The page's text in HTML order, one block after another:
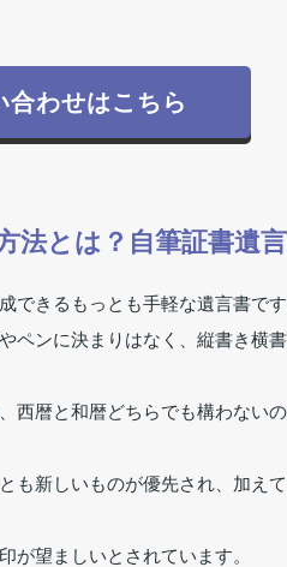
合わせはこちら
法とは？自筆証書遺
できるもっとも手軽な遺言書です
ペンに決まりはなく、縦書き横
西暦と和暦どちらでも構わない
も新しいものが優先され、加え
が望ましいとされています。